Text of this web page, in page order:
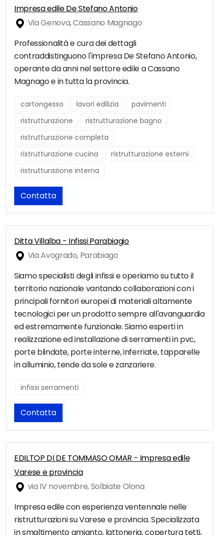
Impresa edile De Stefano Antonio
Via Genova, Cassano Magnago
Professionalità e cura dei dettagli
contraddistinguono l'impresa De Stefano Antonio,
operante da anni nel settore edile a Cassano
Magnago e in tutta la provincia.
cartongesso lavori edilizia
pavimenti
ristrutturazione
ristrutturazione bagno
ristrutturazione completa
ristrutturazione cucina
ristrutturazione esterni
ristrutturazione interna
Contatta
Ditta Villalba - Infissi Parabiagio
Via Avogrado, Parabiago
Siamo specialisti degli infissi e operiamo su tutto il
territorio nazionale vantando collaborazioni con i
principali fornitori europei di materiali altamente
tecnologici per un prodotto sempre all'avanguardia
ed estremamente funzionale. Siamo esperti in
realizzazione ed installazione di serramenti in pvc,
porte blindate, porte interne, inferriate, tapparelle
in alluminio, tende da sole e zanzariere.
infissi serramenti
Contatta
EDILTOP DI DE TOMMASO OMAR - Impresa edile
Varese e provincia
via IV novembre, Solbiate Olona
Impresa edile con esperienza ventennale nelle
ristrutturazioni su Varese e provincia. Specializzata
in smaltimento amianto, lattoneria, copertura tetti,